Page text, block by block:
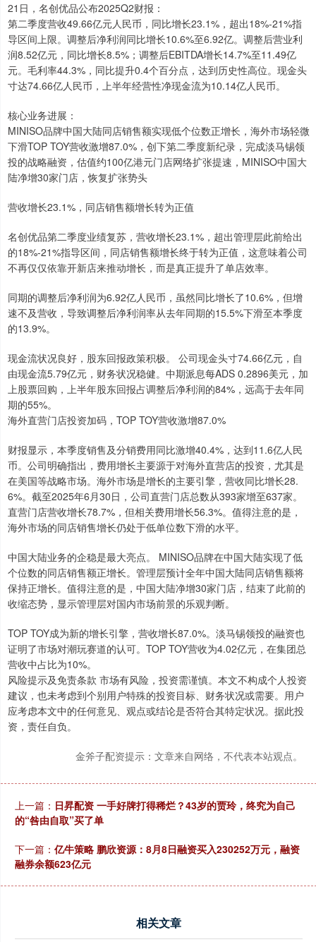
21日，名创优品公布2025Q2财报：
第二季度营收49.66亿元人民币，同比增长23.1%，超出18%-21%指
导区间上限。调整后净利润同比增长10.6%至6.92亿。调整后营业利
润8.52亿元，同比增长8.5%；调整后EBITDA增长14.7%至11.49亿
元。毛利率44.3%，同比提升0.4个百分点，达到历史性高位。现金头
寸达74.66亿人民币，上半年经营性净现金流为10.14亿人民币。
核心业务进展：
MINISO品牌中国大陆同店销售额实现低个位数正增长，海外市场轻微
下滑TOP TOY营收激增87.0%，创下第二季度新纪录，完成淡马锡领
投的战略融资，估值约100亿港元门店网络扩张提速，MINISO中国大
陆净增30家门店，恢复扩张势头
营收增长23.1%，同店销售额增长转为正值
名创优品第二季度业绩复苏，营收增长23.1%，超出管理层此前给出
的18%-21%指导区间，同店销售额增长终于转为正值，这意味着公司
不再仅仅依靠开新店来推动增长，而是真正提升了单店效率。
同期的调整后净利润为6.92亿人民币，虽然同比增长了10.6%，但增
速不及营收，导致调整后净利润率从去年同期的15.5%下滑至本季度
的13.9%。
现金流状况良好，股东回报政策积极。 公司现金头寸74.66亿元，自
由现金流5.79亿元，财务状况稳健。中期派息每ADS 0.2896美元，加
上股票回购，上半年股东回报占调整后净利润的84%，远高于去年同
期的55%。
海外直营门店投资加码，TOP TOY营收激增87.0%
财报显示，本季度销售及分销费用同比激增40.4%，达到11.6亿人民
币。公司明确指出，费用增长主要源于对海外直营店的投资，尤其是
在美国等战略市场。海外市场是增长的主要引擎，营收同比增长28.
6%。截至2025年6月30日，公司直营门店总数从393家增至637家。
直营门店营收增长78.7%，但相关费用增长56.3%。值得注意的是，
海外市场的同店销售增长仍处于低单位数下滑的水平。
中国大陆业务的企稳是最大亮点。 MINISO品牌在中国大陆实现了低
个位数的同店销售额正增长。管理层预计全年中国大陆同店销售额将
保持正增长。值得注意的是，中国大陆净增30家门店，结束了此前的
收缩态势，显示管理层对国内市场前景的乐观判断。
TOP TOY成为新的增长引擎，营收增长87.0%。淡马锡领投的融资也
证明了市场对潮玩赛道的认可。TOP TOY营收为4.02亿元，在集团总
营收中占比为10%。
风险提示及免责条款 市场有风险，投资需谨慎。本文不构成个人投资
建议，也未考虑到个别用户特殊的投资目标、财务状况或需要。用户
应考虑本文中的任何意见、观点或结论是否符合其特定状况。据此投
资，责任自负。
金斧子配资提示：文章来自网络，不代表本站观点。
上一篇： 日昇配资 一手好牌打得稀烂？43岁的贾玲，终究为自己
的“咎由自取”买了单
下一篇： 亿牛策略 鹏欣资源：8月8日融资买入230252万元，融资
融券余额623亿元
相关文章